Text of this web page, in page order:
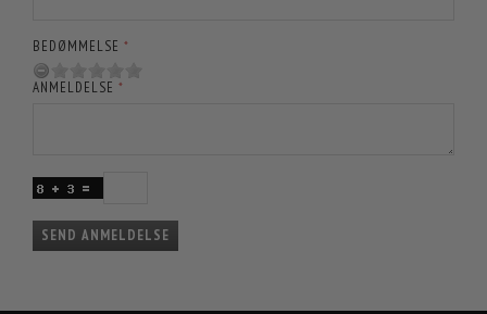
BEDØMMELSE
ANMELDELSE
SEND ANMELDELSE